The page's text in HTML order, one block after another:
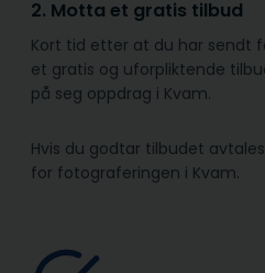
2. Motta et gratis tilbud
Kort tid etter at du har sendt
et gratis og uforpliktende
på seg oppdrag i Kvam.
Hvis du godtar tilbudet
for fotograferingen i Kvam.